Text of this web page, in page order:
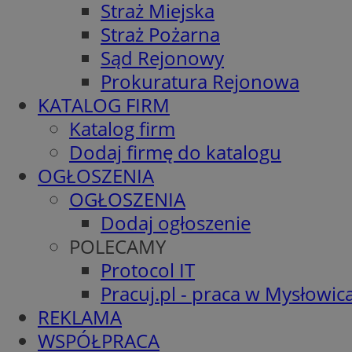
Straż Miejska
Straż Pożarna
Sąd Rejonowy
Prokuratura Rejonowa
KATALOG FIRM
Katalog firm
Dodaj firmę do katalogu
OGŁOSZENIA
OGŁOSZENIA
Dodaj ogłoszenie
POLECAMY
Protocol IT
Pracuj.pl - praca w
REKLAMA
WSPÓŁPRACA